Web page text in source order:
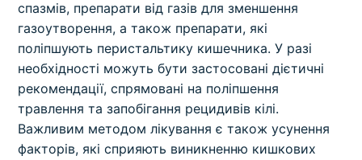
спазмів, препарати від газів для зменшення
газоутворення, а також препарати, які
поліпшують перистальтику кишечника. У разі
необхідності можуть бути застосовані дієтичні
рекомендації, спрямовані на поліпшення
травлення та запобігання рецидивів кілі.
Важливим методом лікування є також усунення
факторів, які сприяють виникненню кишкових